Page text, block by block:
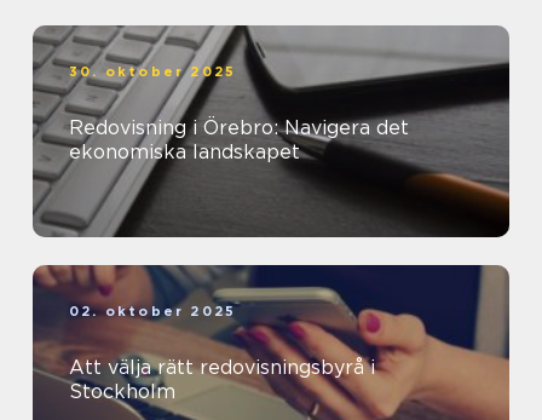
30. oktober 2025
Redovisning i Örebro: Navigera det
ekonomiska landskapet
02. oktober 2025
Att välja rätt redovisningsbyrå i
Stockholm